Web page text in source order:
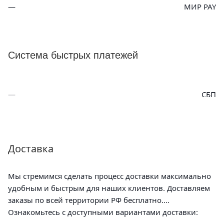
МИР PAY
Система быстрых платежей
СБП
Доставка
Мы стремимся сделать процесс доставки максимально
удобным и быстрым для наших клиентов. Доставляем
заказы по всей территории РФ бесплатно.
Ознакомьтесь с доступными вариантами доставки: